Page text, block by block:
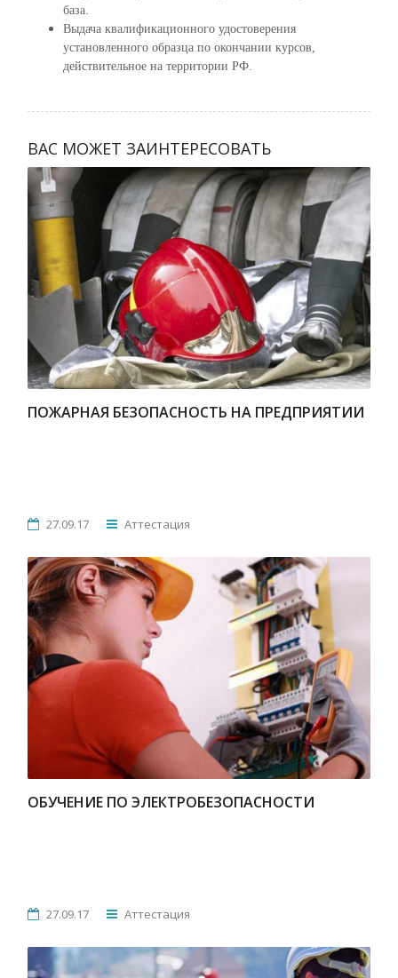
база.
Выдача квалификационного удостоверения
установленного образца по окончании курсов,
действительное на территории РФ.
ВАС МОЖЕТ ЗАИНТЕРЕСОВАТЬ
ПОЖАРНАЯ БЕЗОПАСНОСТЬ НА ПРЕДПРИЯТИИ
27.09.17 Аттестация
ОБУЧЕНИЕ ПО ЭЛЕКТРОБЕЗОПАСНОСТИ
27.09.17 Аттестация